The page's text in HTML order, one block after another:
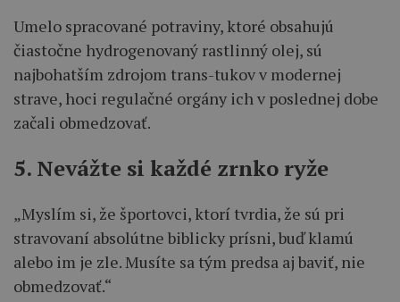
Umelo spracované potraviny, ktoré obsahujú
čiastočne hydrogenovaný rastlinný olej, sú
najbohatším zdrojom trans-tukov v modernej
strave, hoci regulačné orgány ich v poslednej dobe
začali obmedzovať.
5. Nevážte si každé zrnko ryže
„Myslím si, že športovci, ktorí tvrdia, že sú pri
stravovaní absolútne biblicky prísni, buď klamú
alebo im je zle. Musíte sa tým predsa aj baviť, nie
obmedzovať.“